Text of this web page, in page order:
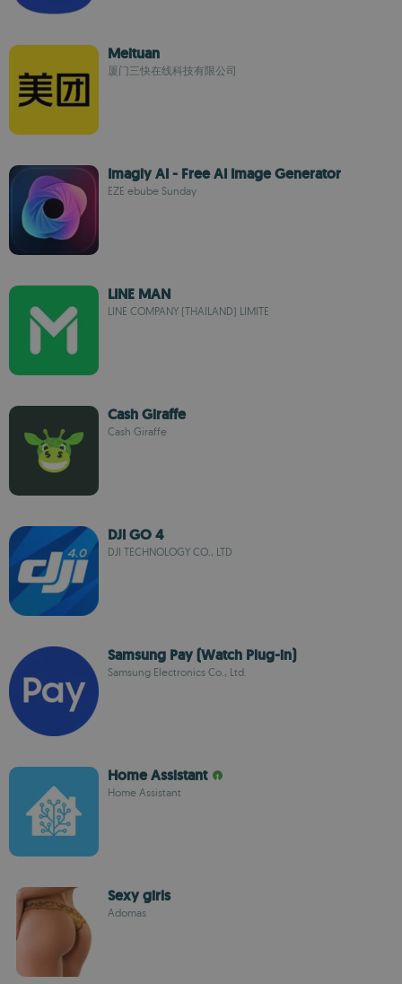
Meituan
厦门三快在线科技有限公司
Imagly AI - Free AI Image Generator
EZE ebube Sunday
LINE MAN
LINE COMPANY (THAILAND) LIMITE
Cash Giraffe
Cash Giraffe
DJI GO 4
DJI TECHNOLOGY CO., LTD
Samsung Pay (Watch Plug-in)
Samsung Electronics Co., Ltd.
Home Assistant
Home Assistant
Sexy girls
Adomas